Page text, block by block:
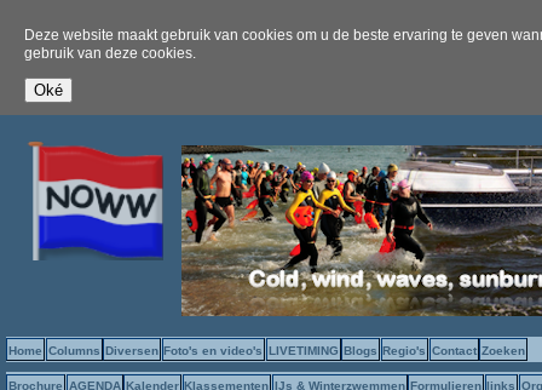
Deze website maakt gebruik van cookies om u de beste ervaring te geven
gebruik van deze cookies.
Home Columns Diversen Foto's en video's LIVETIMING Blogs Regio's Contact Zoeken
Brochure AGENDA Kalender Klassementen IJs & Winterzwemmen Formulieren links